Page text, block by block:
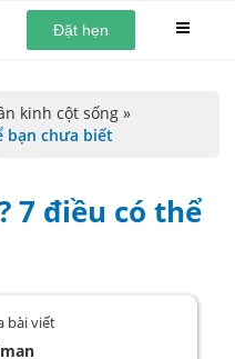
Đặt hẹn
kinh cột sống »
bạn chưa biết
7 điều có thể
bài viết